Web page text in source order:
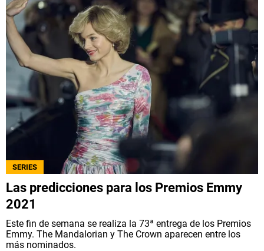
SERIES
Las predicciones para los Premios Emmy
2021
Este fin de semana se realiza la 73ª entrega de los Premios
Emmy. The Mandalorian y The Crown aparecen entre los
más nominados.